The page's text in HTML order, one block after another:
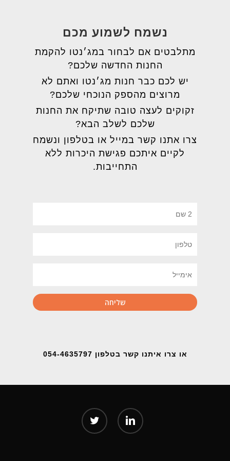
נשמח לשמוע מכם
מתלבטים אם לבחור במג׳נטו להקמת
החנות החדשה שלכם?
יש לכם כבר חנות מג׳נטו ואתם לא
מרוצים מהספק הנוכחי שלכם?
זקוקים לעצה טובה שתיקח את החנות
שלכם לשלב הבא?
צרו אתנו קשר במייל או בטלפון ונשמח
לקיים איתכם פגישת היכרות ללא
התחייבות.
או צרו איתנו קשר בטלפון 054-4635797
twitter linkedin